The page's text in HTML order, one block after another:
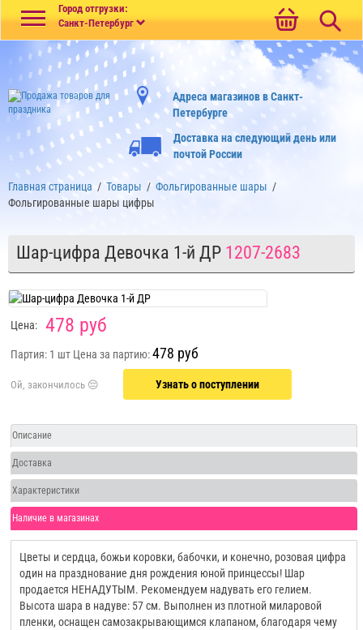
Город отгрузки:
Санкт-Петербург
Адреса магазинов в Санкт-
Петербурге
Доставка на следующий день или
почтой России
Главная страница / Товары / Фольгированные шары /
Фольгированные шары цифры
Шар-цифра Девочка 1-й ДР 1207-2683
Цена: 478 руб
Партия: 1 шт Цена за партию:478 руб
Узнать о поступлении
Описание
Доставка
Характеристики
Наличие в магазинах
Цветы и сердца, божьи коровки, бабочки, и конечно, розовая цифра
один на празднование дня рождения юной принцессы! Шар
продается НЕНАДУТЫМ. Рекомендуем надувать его гелием.
Высота шара в надуве: 57 см. Выполнен из плотной миларовой
пленки, оснащен самозакрывающимся клапаном, благодаря чему